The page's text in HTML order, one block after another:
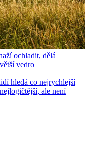
ochladit, dělá
vedro
hledá co nejrychlejší
ale není